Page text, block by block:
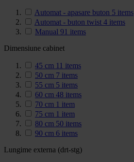
Automat - apasare buton 5 items
Automat - buton twist 4 items
Manual 91 items
Dimensiune cabinet
45 cm 11 items
50 cm 7 items
55 cm 5 items
60 cm 48 items
70 cm 1 item
75 cm 1 item
80 cm 50 items
90 cm 6 items
Lungime externa (drt-stg)